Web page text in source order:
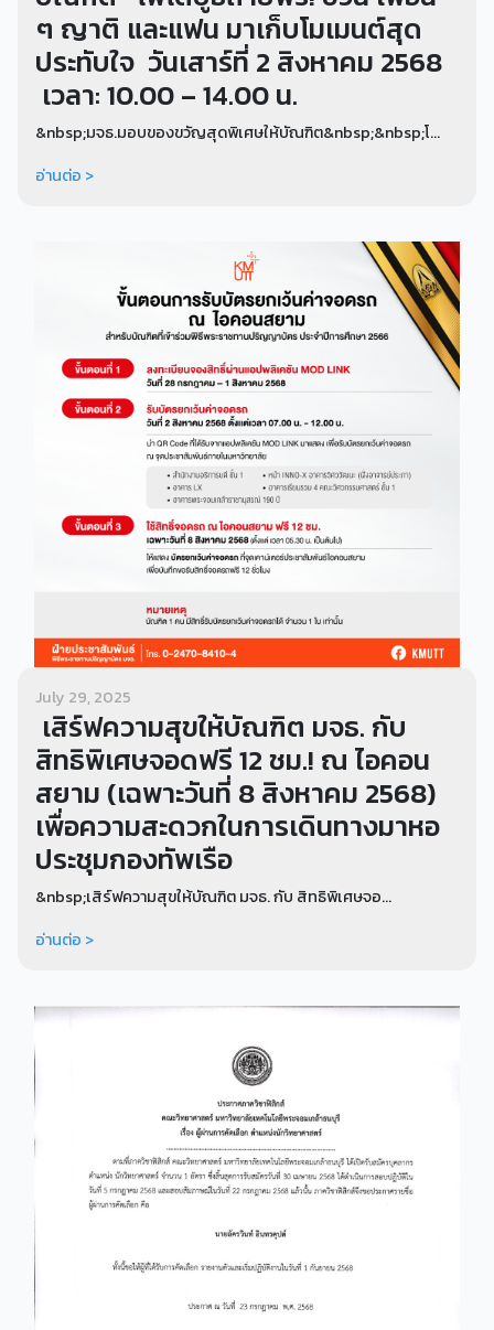
ๆ ญาติ และแฟน มาเก็บโมเมนต์สุด
ประทับใจ วันเสาร์ที่ 2 สิงหาคม 2568
เวลา: 10.00 – 14.00 น.
&nbsp;มจธ.มอบของขวัญสุดพิเศษให้บัณฑิต&nbsp;&nbsp;โ...
อ่านต่อ >
July 29, 2025
เสิร์ฟความสุขให้บัณฑิต มจธ. กับ
สิทธิพิเศษจอดฟรี 12 ชม.! ณ ไอคอน
สยาม (เฉพาะวันที่ 8 สิงหาคม 2568)
เพื่อความสะดวกในการเดินทางมาหอ
ประชุมกองทัพเรือ
&nbsp;เสิร์ฟความสุขให้บัณฑิต มจธ. กับ สิทธิพิเศษจอ...
อ่านต่อ >